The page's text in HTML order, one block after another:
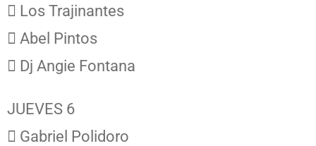
 Los Trajinantes
 Abel Pintos
 Dj Angie Fontana
JUEVES 6
 Gabriel Polidoro